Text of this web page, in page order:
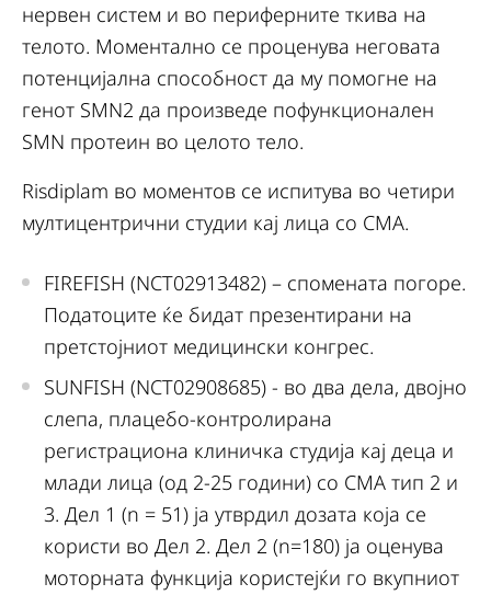
нервен систем и во периферните ткива на
телото. Моментално се проценува неговата
потенцијална способност да му помогне на
генот SMN2 да произведе пофункционален
SMN протеин во целото тело.
Risdiplam во моментов се испитува во четири
мултицентрични студии кај лица со СМА.
FIREFISH (NCT02913482) – спомената погоре.
Податоците ќе бидат презентирани на
претстојниот медицински конгрес.
SUNFISH (NCT02908685) - во два дела, двојно
слепа, плацебо-контролирана
регистрациона клиничка студија кај деца и
млади лица (од 2-25 години) со СМА тип 2 и
3. Дел 1 (n = 51) ја утврдил дозата која се
користи во Дел 2. Дел 2 (n=180) ја оценува
моторната функција користејќи го вкупниот